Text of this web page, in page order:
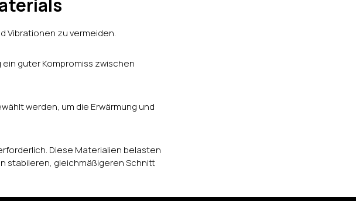
Vibrationen zu vermeiden.
ein guter Kompromiss zwischen
werden, um die Erwärmung und
Diese Materialien belasten
stabileren, gleichmäßigeren Schnitt